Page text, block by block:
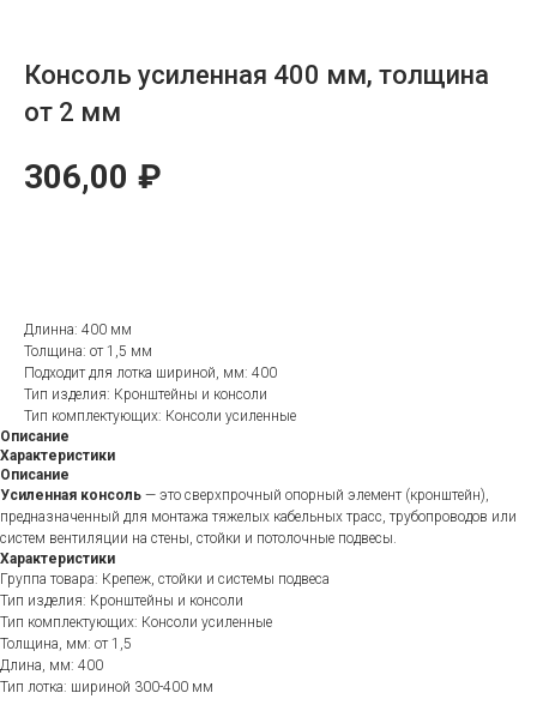
Консоль усиленная 400 мм, толщина
от 2 мм
306,00 ₽
Длинна: 400 мм
Толщина: от 1,5 мм
Подходит для лотка шириной, мм: 400
Тип изделия: Кронштейны и консоли
Тип комплектующих: Консоли усиленные
Описание
Характеристики
Описание
Усиленная консоль — это сверхпрочный опорный элемент (кронштейн),
предназначенный для монтажа тяжелых кабельных трасс, трубопроводов или
систем вентиляции на стены, стойки и потолочные подвесы.
Характеристики
Группа товара: Крепеж, стойки и системы подвеса
Тип изделия: Кронштейны и консоли
Тип комплектующих: Консоли усиленные
Толщина, мм: от 1,5
Длина, мм: 400
Тип лотка: шириной 300-400 мм